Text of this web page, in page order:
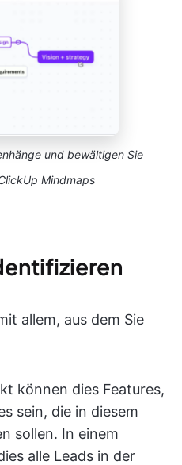
und bewältigen Sie
Mindmaps
allem, aus dem Sie
können dies Features,
sein, die in diesem
sollen. In einem
alle Leads in der